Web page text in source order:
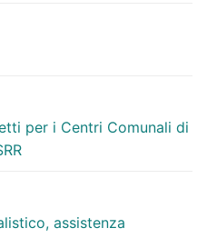
per i Centri Comunali di
assistenza